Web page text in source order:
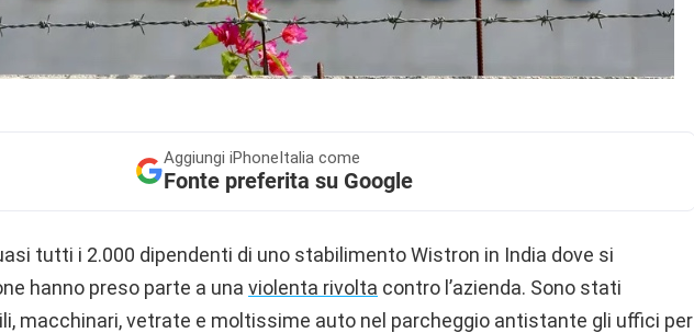
Aggiungi iPhoneItalia come
Fonte preferita su Google
tutti i 2.000 dipendenti di uno stabilimento Wistron in India dove si
hanno preso parte a una violenta rivolta contro l’azienda. Sono stati
macchinari, vetrate e moltissime auto nel parcheggio antistante gli uffici per